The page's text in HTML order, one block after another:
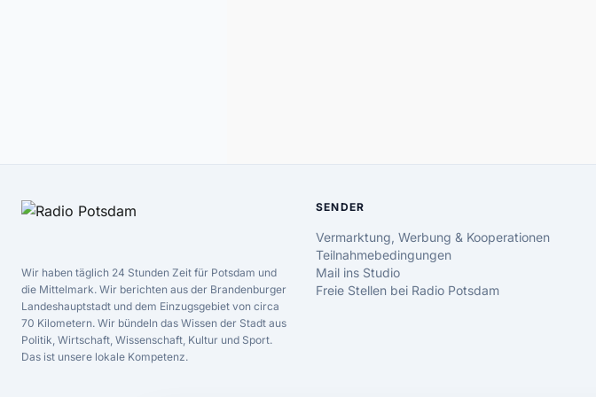
Wir haben täglich 24 Stunden Zeit für Potsdam und
die Mittelmark. Wir berichten aus der Brandenburger
Landeshauptstadt und dem Einzugsgebiet von circa
70 Kilometern. Wir bündeln das Wissen der Stadt aus
Politik, Wirtschaft, Wissenschaft, Kultur und Sport.
Das ist unsere lokale Kompetenz.
SENDER
Vermarktung, Werbung & Kooperationen
Teilnahmebedingungen
Mail ins Studio
Freie Stellen bei Radio Potsdam